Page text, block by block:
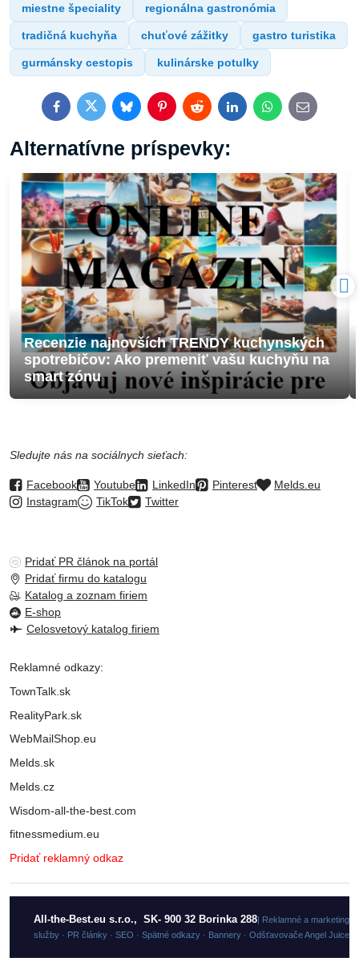
miestne špeciality regionálna gastronómia
tradičná kuchyňa chuťové zážitky gastro turistika
gurmánsky cestopis kulinárske potulky
FacebookTwitterBlueskyPinterestRedditLinkedInWhatsApp
E-
mail
Alternatívne príspevky:
Recenzie najnovších TRENDY kuchynských
spotrebičov: Ako premeniť vašu kuchyňu na
smart zónu
Sledujte nás na sociálnych sieťach:
Facebook Youtube LinkedIn Pinterest
Melds.eu
Instagram
TikTok Twitter
Pridať PR článok na portál
Pridať firmu do katalogu
Katalog a zoznam firiem
E-shop
Celosvetový katalog firiem
Reklamné odkazy:
TownTalk.sk
RealityPark.sk
WebMailShop.eu
Melds.sk
Melds.cz
Wisdom-all-the-best.com
fitnessmedium.eu
Pridať reklamný odkaz
All-the-Best.eu s.r.o., SK- 900 32 Borinka 288 | Reklamné a
služby · PR články · SEO · Spätné odkazy · Bannery · Odšťavovače Angel Juicer